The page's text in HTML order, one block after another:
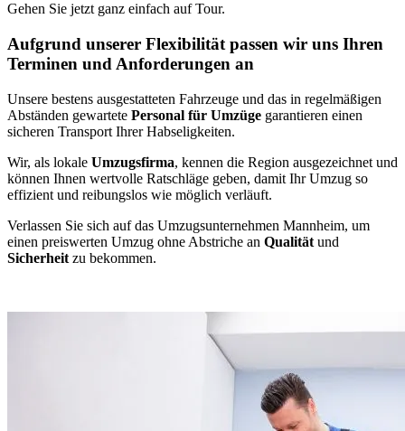
Gehen Sie jetzt ganz einfach auf Tour.
Aufgrund unserer Flexibilität passen wir uns Ihren
Terminen und Anforderungen an
Unsere bestens ausgestatteten Fahrzeuge und das in regelmäßigen
Abständen gewartete Personal für Umzüge garantieren einen
sicheren Transport Ihrer Habseligkeiten.
Wir, als lokale Umzugsfirma, kennen die Region ausgezeichnet und
können Ihnen wertvolle Ratschläge geben, damit Ihr Umzug so
effizient und reibungslos wie möglich verläuft.
Verlassen Sie sich auf das Umzugsunternehmen Mannheim, um
einen preiswerten Umzug ohne Abstriche an Qualität und
Sicherheit zu bekommen.